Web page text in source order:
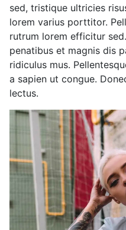
sed, tristique ultricies
lorem varius porttitor.
rutrum lorem efficitur
penatibus et magnis dis
ridiculus mus.
a sapien ut congue.
lectus.